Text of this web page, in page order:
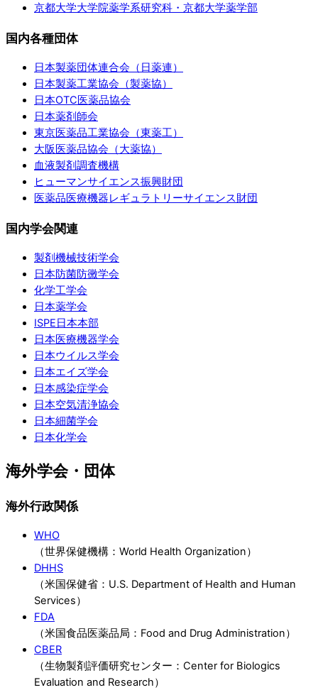
京都大学大学院薬学系研究科・京都大学薬学部
国内各種団体
日本製薬団体連合会（日薬連）
日本製薬工業協会（製薬協）
日本OTC医薬品協会
日本薬剤師会
東京医薬品工業協会（東薬工）
大阪医薬品協会（大薬協）
血液製剤調査機構
ヒューマンサイエンス振興財団
医薬品医療機器レギュラトリーサイエンス財団
国内学会関連
製剤機械技術学会
日本防菌防黴学会
化学工学会
日本薬学会
ISPE日本本部
日本医療機器学会
日本ウイルス学会
日本エイズ学会
日本感染症学会
日本空気清浄協会
日本細菌学会
日本化学会
海外学会・団体
海外行政関係
WHO
（世界保健機構：World Health Organization）
DHHS
（米国保健省：U.S. Department of Health and Human
Services）
FDA
（米国食品医薬品局：Food and Drug Administration）
CBER
（生物製剤評価研究センター：Center for Biologics
Evaluation and Research）